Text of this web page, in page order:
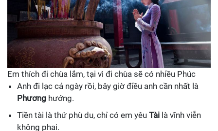
Em thích đi chùa lắm, tại vì đi chùa sẽ có nhiều Phúc
Anh đi lạc cả ngày rồi, bây giờ điều anh cần nhất là
Phương hướng.
Tiền tài là thứ phù du, chỉ có em yêu Tài là vĩnh viễn
không phai.